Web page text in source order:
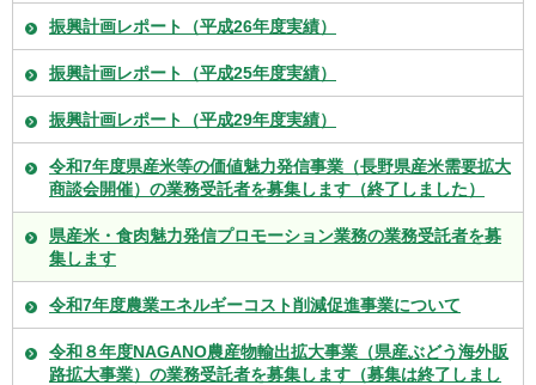
振興計画レポート（平成26年度実績）
振興計画レポート（平成25年度実績）
振興計画レポート（平成29年度実績）
令和7年度県産米等の価値魅力発信事業（長野県産米需要拡大
商談会開催）の業務受託者を募集します（終了しました）
県産米・食肉魅力発信プロモーション業務の業務受託者を募
集します
令和7年度農業エネルギーコスト削減促進事業について
令和８年度NAGANO農産物輸出拡大事業（県産ぶどう海外販
路拡大事業）の業務受託者を募集します（募集は終了しまし